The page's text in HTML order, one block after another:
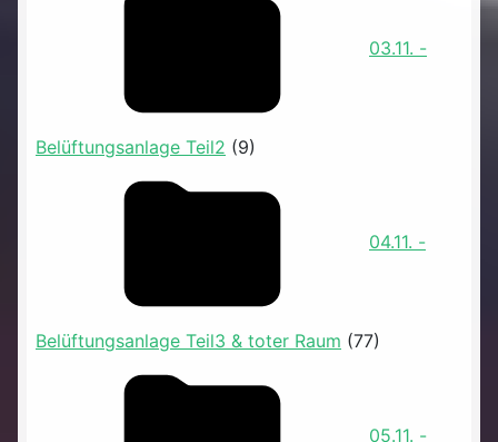
03.11. -
Belüftungsanlage Teil2 (9)
04.11. -
Belüftungsanlage Teil3 & toter Raum (77)
05.11. -